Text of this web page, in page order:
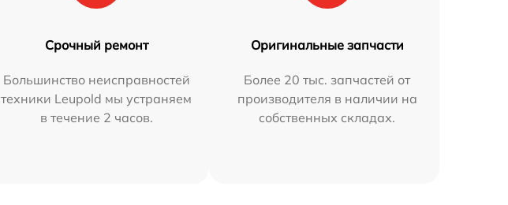
Срочный ремонт
Большинство неисправностей
техники Leupold мы устраняем
в течение 2 часов.
Оригинальные запчасти
Более 20 тыс. запчастей от
производителя в наличии на
собственных складах.